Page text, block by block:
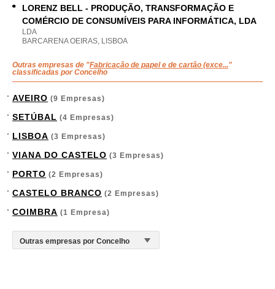
LORENZ BELL - PRODUÇÃO, TRANSFORMAÇÃO E
COMÉRCIO DE CONSUMÍVEIS PARA INFORMÁTICA, LDA
LDA
BARCARENA OEIRAS, LISBOA
Outras empresas de "Fabricação de papel e de cartão (exce..."
classificadas por Concelho
AVEIRO (9 Empresas)
SETÚBAL (4 Empresas)
LISBOA (3 Empresas)
VIANA DO CASTELO (3 Empresas)
PORTO (2 Empresas)
CASTELO BRANCO (2 Empresas)
COIMBRA (1 Empresa)